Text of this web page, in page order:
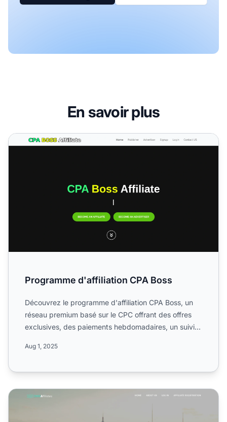
En savoir plus
Programme d'affiliation CPA Boss
Programme d'affiliation CPA Boss
Découvrez le programme d'affiliation CPA Boss, un
réseau premium basé sur le CPC offrant des offres
exclusives, des paiements hebdomadaires, un suivi
Aug 1, 2025
Programme d'affiliation DMSAffiliates